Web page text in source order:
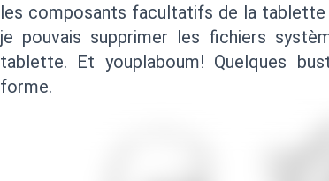
les composants facultatifs de la
je pouvais supprimer les fichiers
tablette. Et youplaboum! Quelques
forme.